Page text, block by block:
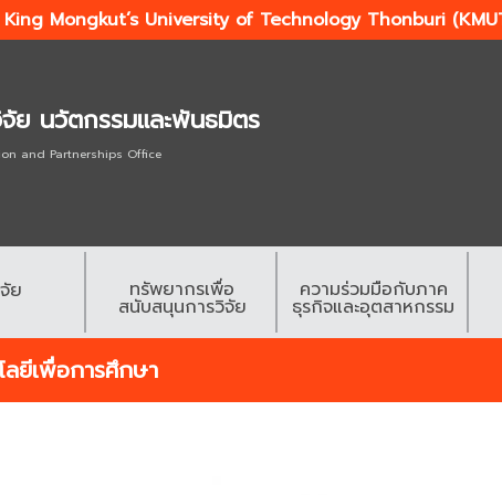
King Mongkut’s University of Technology Thonburi
ย นวัตกรรมและพันธมิตร
and Partnerships Office
ย
ทรัพยากรเพื่อ
สนับสนุนการวิจัย
ความร่วมมือกับภาค
ธุรกิจและอุตสาหกรรม
ยีเพื่อการศึกษา